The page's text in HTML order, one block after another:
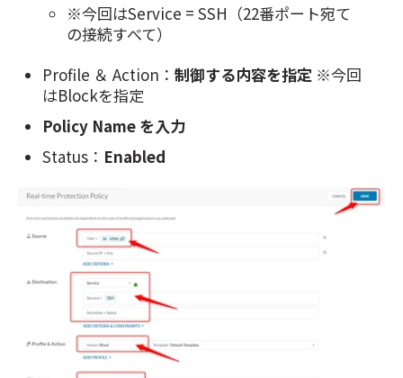
※今回はService = SSH（22番ポート宛て
の接続すべて）
Profile ＆ Action：制御する内容を指定 ※今回
はBlockを指定
Policy Name を入力
Status： Enabled